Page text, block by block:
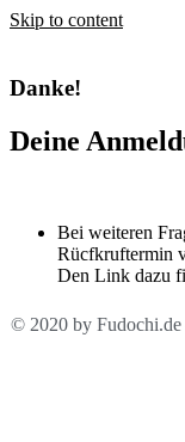
Skip to content
Danke!
Deine
Bei weiteren
Rücfkruftermin
Den Link dazu
© 2020 by